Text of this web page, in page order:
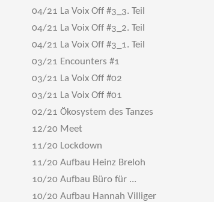
04/21 La Voix Off #3_3. Teil
04/21 La Voix Off #3_2. Teil
04/21 La Voix Off #3_1. Teil
03/21 Encounters #1
03/21 La Voix Off #02
03/21 La Voix Off #01
02/21 Ökosystem des Tanzes
12/20 Meet
11/20 Lockdown
11/20 Aufbau Heinz Breloh
10/20 Aufbau Büro für ...
10/20 Aufbau Hannah Villiger